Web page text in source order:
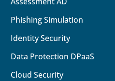
Phishing Simulation
IdentitySecurity
Data Protection DPaaS
CloudSecurity